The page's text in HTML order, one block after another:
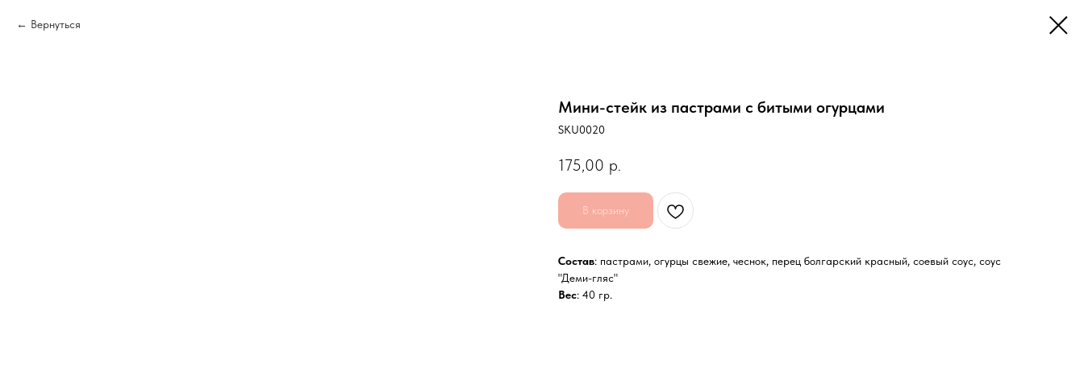
Вернуться
Мини-стейк из пастрами с битыми огурцами
SKU0020
175,00 р.
В корзину
Состав: пастрами, огурцы свежие, чеснок, перец болгарский красный, соевый соус, соус
"Деми-гляс"
Вес: 40 гр.